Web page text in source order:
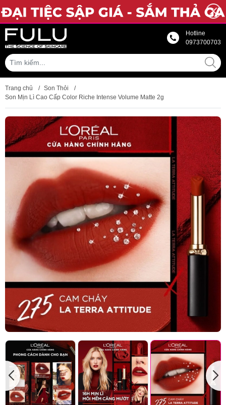
Hotline
0973700703
Trang chủ / Son Thỏi
/
Son Mịn Lì Cao Cấp Color Riche Intense Volume Matte 2g